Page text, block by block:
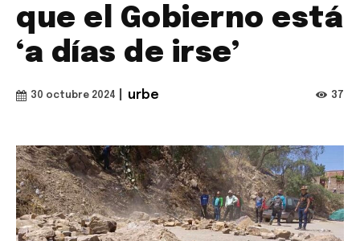
que el Gobierno está
‘a días de irse’
30 octubre 2024 urbe 37